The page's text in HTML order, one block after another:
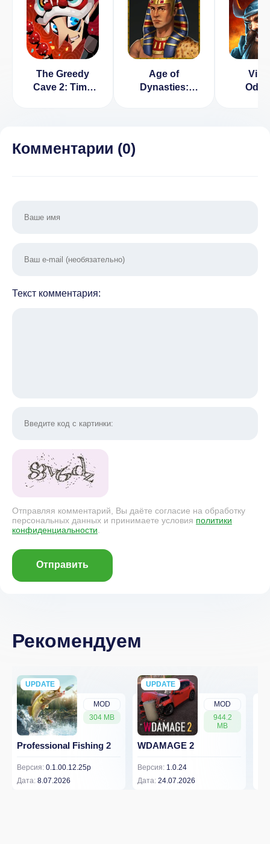
The Greedy
Cave 2: Time
Age of
Dynasties:
Комментарии (0)
Текст комментария:
Отправляя комментарий, Вы даёте согласие на обработку
персональных данных и принимаете условия политики
конфиденциальности
Отправить
Рекомендуем
MOD
304 MB
UPDATE
NEW
Professional Fishing 2
Версия: 0.1.00.12.25p
Дата: 8.07.2026
MOD
944.2
MB
UPDATE
NEW
WDAMAGE 2
Версия: 1.0.24
Дата: 24.07.2026